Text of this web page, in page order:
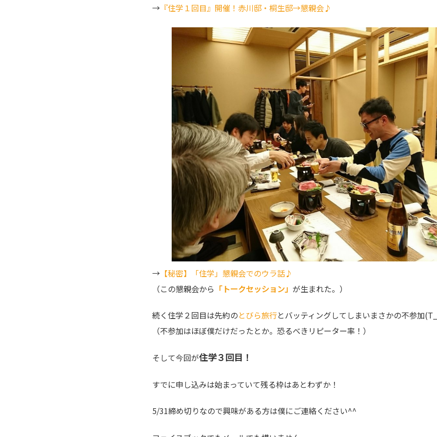
→ 『住学１回目』開催！赤川邸・桐生邸→懇親会♪
→ 【秘密】「住学」懇親会でのウラ話♪
（この懇親会から 「トークセッション」 が生まれた。）
続く住学２回目は先約のとびら旅行とバッティングしてしまいまさかの不参加
（不参加はほぼ僕だけだったとか。恐るべきリピーター率！）
そして今回が住学３回目！
すでに申し込みは始まっていて残る枠はあとわずか！
5/31締め切りなので興味がある方は僕にご連絡ください^^